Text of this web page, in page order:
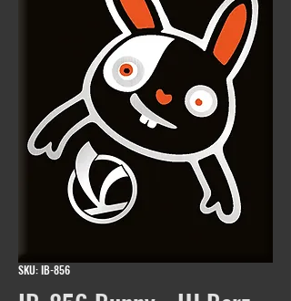
SKU: IB-856